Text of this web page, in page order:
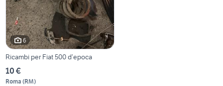
6
Ricambi per Fiat 500 d’epoca
10 €
Roma (RM)